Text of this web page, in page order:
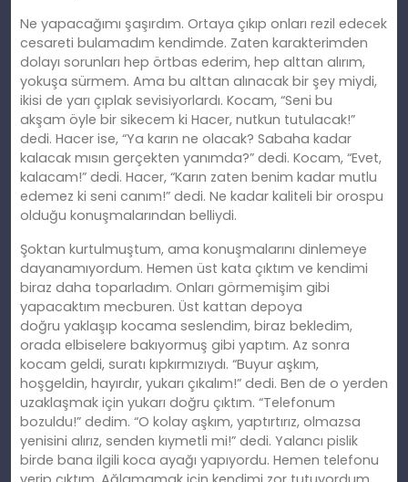
Ne yapacağımı şaşırdım. Ortaya çıkıp onları rezil edecek
cesareti bulamadım kendimde. Zaten karakterimden
dolayı sorunları hep örtbas ederim, hep alttan alırım,
yokuşa sürmem. Ama bu alttan alınacak bir şey miydi,
ikisi de yarı çıplak sevisiyorlardı. Kocam, “Seni bu
akşam öyle bir sikecem ki Hacer, nutkun tutulacak!”
dedi. Hacer ise, “Ya karın ne olacak? Sabaha kadar
kalacak mısın gerçekten yanımda?” dedi. Kocam, “Evet,
kalacam!” dedi. Hacer, “Karın zaten benim kadar mutlu
edemez ki seni canım!” dedi. Ne kadar kaliteli bir orospu
olduğu konuşmalarından belliydi.
Şoktan kurtulmuştum, ama konuşmalarını dinlemeye
dayanamıyordum. Hemen üst kata çıktım ve kendimi
biraz daha toparladım. Onları görmemişim gibi
yapacaktım mecburen. Üst kattan depoya
doğru yaklaşıp kocama seslendim, biraz bekledim,
orada elbiselere bakıyormuş gibi yaptım. Az sonra
kocam geldi, suratı kıpkırmızıydı. “Buyur aşkım,
hoşgeldin, hayırdır, yukarı çıkalım!” dedi. Ben de o yerden
uzaklaşmak için yukarı doğru çıktım. “Telefonum
bozuldu!” dedim. “O kolay aşkım, yaptırtırız, olmazsa
yenisini alırız, senden kıymetli mi!” dedi. Yalancı pislik
birde bana ilgili koca ayağı yapıyordu. Hemen telefonu